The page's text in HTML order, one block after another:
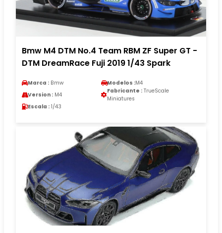
Bmw M4 DTM No.4 Team RBM ZF Super GT -
DTM DreamRace Fuji 2019 1/43 Spark
Marca : Bmw Modelos :M4
Version : M4
Fabricante : TrueScale
Miniatures
Escala : 1/43